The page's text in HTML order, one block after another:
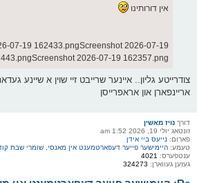
אין דורותינו
07-19 162433.pngScreenshot 2026-07-19
2026-07-19 162357.png
צודרייטע גליון.. איינער שרייבט זיי שוין א שיינע
אריינפארן און אראפרייסן
דורך נויז מאשין
זונטאג יולי 19, 2026 1:52 am
פארום: נייעס ביי אידן
טעמע: היימישער פייער דעפארטמענט אין מאנסי, שומרי שבת
ענטפערס: 4021
געזען געווארן: 324273